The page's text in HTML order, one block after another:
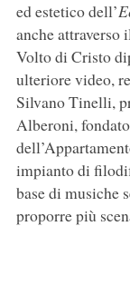
ed estetico dell’
anche
Volto di Cristo
ulteriore video,
Silvano Tinelli,
Alberoni,
impianto di
base di musiche
proporre più